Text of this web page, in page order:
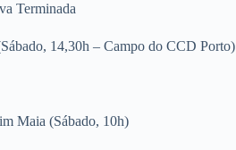
Terminada
14,30h – Campo do CCD Porto)
Maia (Sábado, 10h)